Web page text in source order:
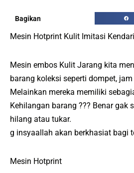
Bagikan
Mesin Hotprint Kulit Imitasi Kendari
Mesin embos Kulit Jarang kita
barang koleksi seperti dompet,
Melainkan mereka memiliki
Kehilangan barang ??? Benar
hilang atau tukar.
g insyaallah akan berkhasiat bagi
Mesin Hotprint